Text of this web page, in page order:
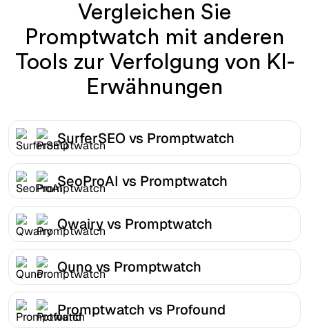
Vergleichen Sie
Promptwatch mit anderen
Tools zur Verfolgung von KI-
Erwähnungen
SurferSEO vs Promptwatch
SeoProAI vs Promptwatch
Qwairy vs Promptwatch
Quno vs Promptwatch
Promptwatch vs Profound